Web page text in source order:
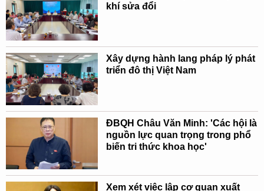
khí sửa đổi
Xây dựng hành lang pháp lý phát
triển đô thị Việt Nam
ĐBQH Châu Văn Minh: 'Các hội là
nguồn lực quan trọng trong phổ
biến tri thức khoa học'
Xem xét việc lập cơ quan xuất